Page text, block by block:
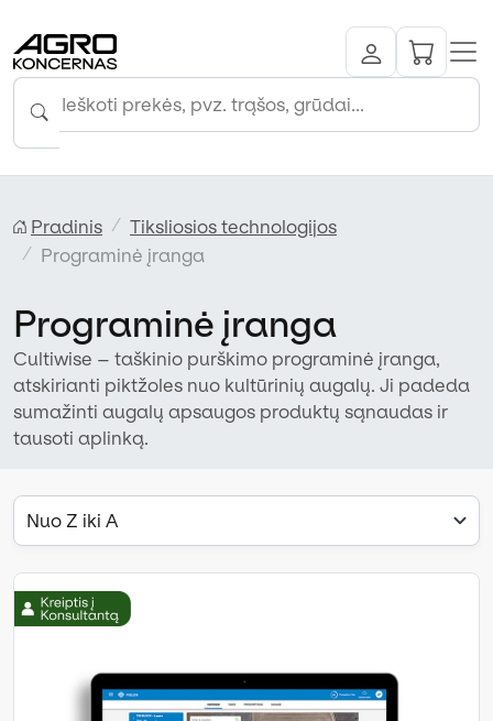
Pradinis
Tiksliosios technologijos
Programinė įranga
Programinė įranga
Cultiwise – taškinio purškimo programinė įranga,
atskirianti piktžoles nuo kultūrinių augalų. Ji padeda
sumažinti augalų apsaugos produktų sąnaudas ir
tausoti aplinką.
Nuo Z iki A